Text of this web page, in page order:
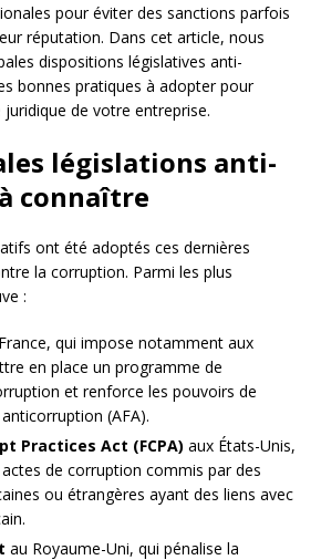
pour éviter des sanctions parfois
réputation. Dans cet article, nous
dispositions législatives anti-
bonnes pratiques à adopter pour
de votre entreprise.
législations anti-
connaître
ont été adoptés ces dernières
la corruption. Parmi les plus
:
qui impose notamment aux
en place un programme de
et renforce les pouvoirs de
(AFA).
Practices Act (FCPA) aux États-Unis,
de corruption commis par des
ou étrangères ayant des liens avec
au Royaume-Uni, qui pénalise la